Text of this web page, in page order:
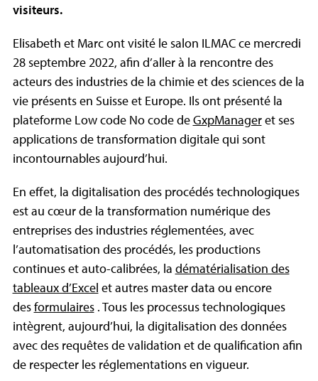
visiteurs.
Elisabeth et Marc ont visité le salon ILMAC ce mercredi
28 septembre 2022, afin d’aller à la rencontre des
acteurs des industries de la chimie et des sciences de la
vie présents en Suisse et Europe. Ils ont présenté la
plateforme Low code No code deGxpManageret ses
applications de transformation digitale qui sont
incontournables aujourd’hui.
En effet, la digitalisation des procédés technologiques
est au cœur de la transformation numérique des
entreprises des industries réglementées, avec
l’automatisation des procédés, les productions
continues et auto-calibrées, la dématérialisation des
tableaux d’Excel et autres master data ou encore
desformulaires. Tous les processus technologiques
intègrent, aujourd’hui, la digitalisation des données
avec des requêtes de validation et de qualification afin
de respecter les réglementations en vigueur.